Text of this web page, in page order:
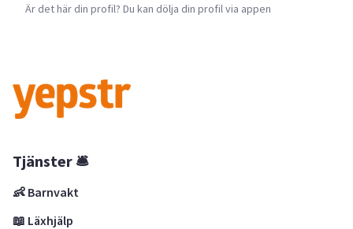
Är det här din profil? Du kan dölja din profil via appen
Tjänster 🛎
👶 Barnvakt
📖 Läxhjälp